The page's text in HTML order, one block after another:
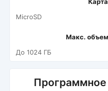
MicroSD
Макс.
До 1024 ГБ
Программное